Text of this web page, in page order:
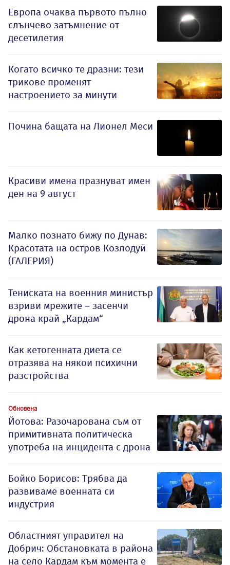
Европа очаква първото пълно
слънчево затъмнение от
десетилетия
Когато всичко те дразни: тези
трикове променят
настроението за минути
Почина бащата на Лионел Меси
Красиви имена празнуват имен
ден на 9 август
Малко познато бижу по Дунав:
Красотата на остров Козлодуй
(ГАЛЕРИЯ)
Тениската на военния министър
взриви мрежите – засенчи
дрона край „Кардам“
Как кетогенната диета се
отразява на някои психични
разстройства
Обновена
Йотова: Разочарована съм от
примитивната политическа
употреба на инцидента с дрона
Бойко Борисов: Трябва да
развиваме военната си
индустрия
Oбластният управител на
Добрич: Обстановката в района
на село Кардам към момента е